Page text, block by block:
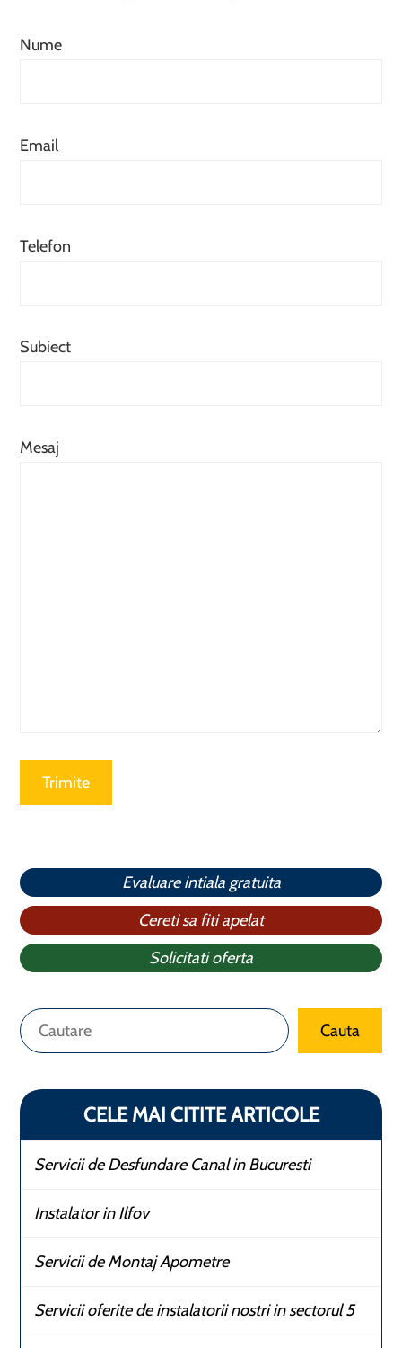
Nume
Email
Telefon
Subiect
Mesaj
Evaluare intiala gratuita
Cereti sa fiti apelat
Solicitati oferta
Caută Cauta
CELE MAI CITITE ARTICOLE
Servicii de Desfundare Canal in Bucuresti
Instalator in Ilfov
Servicii de Montaj Apometre
Servicii oferite de instalatorii nostri in sectorul 5